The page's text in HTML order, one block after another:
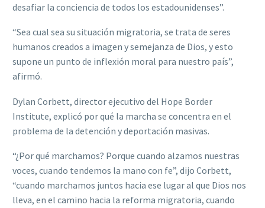
desafiar la conciencia de todos los estadounidenses”.
“Sea cual sea su situación migratoria, se trata de seres
humanos creados a imagen y semejanza de Dios, y esto
supone un punto de inflexión moral para nuestro país”,
afirmó.
Dylan Corbett, director ejecutivo del Hope Border
Institute, explicó por qué la marcha se concentra en el
problema de la detención y deportación masivas.
“¿Por qué marchamos? Porque cuando alzamos nuestras
voces, cuando tendemos la mano con fe”, dijo Corbett,
“cuando marchamos juntos hacia ese lugar al que Dios nos
lleva, en el camino hacia la reforma migratoria, cuando